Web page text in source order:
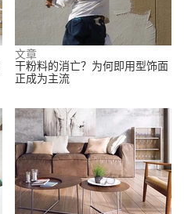
文章
干粉料的消亡？为何即用型饰面
正成为主流